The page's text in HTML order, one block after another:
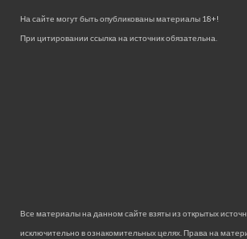
На сайте могут быть опубликованы материалы 18+!
При цитировании ссылка на источник обязательна.
Все материалы на данном сайте взяты из открытых
исключительно в ознакомительных целях. Права на